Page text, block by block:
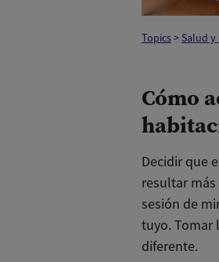
Topics> Salud
Cómo
Decidir que
resultar
sesión de
tuyo. Tomar
diferente.